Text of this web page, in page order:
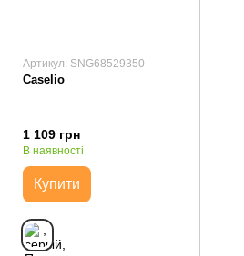
Артикул: SNG68529350
Caselio
1 109 грн
В наявності
Купити